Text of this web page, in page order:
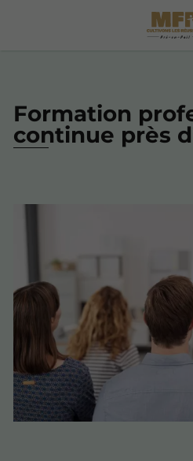
Formation
continue près